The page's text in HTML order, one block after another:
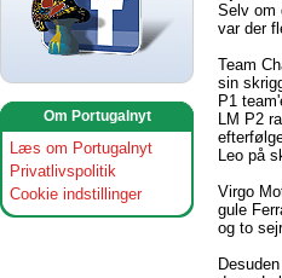
Om Portugalnyt
Læs om Portugalnyt
Privatlivspolitik
Cookie indstillinger
Selv om
var der
Team
sin
P1
LM P2
Leo på
Virgo
gule
og to